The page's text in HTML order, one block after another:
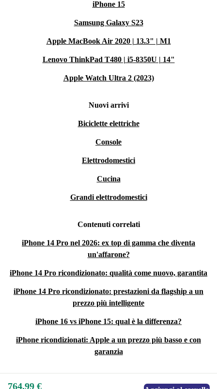
iPhone 15
Samsung Galaxy S23
Apple MacBook Air 2020 | 13.3" | M1
Lenovo ThinkPad T480 | i5-8350U | 14"
Apple Watch Ultra 2 (2023)
Nuovi arrivi
Biciclette elettriche
Console
Elettrodomestici
Cucina
Grandi elettrodomestici
Contenuti correlati
iPhone 14 Pro nel 2026: ex top di gamma che diventa
un'affarone?
iPhone 14 Pro ricondizionato: qualità come nuovo, garantita
iPhone 14 Pro ricondizionato: prestazioni da flagship a un
prezzo più intelligente
iPhone 16 vs iPhone 15: qual è la differenza?
iPhone ricondizionati: Apple a un prezzo più basso e con
garanzia
764,99 €